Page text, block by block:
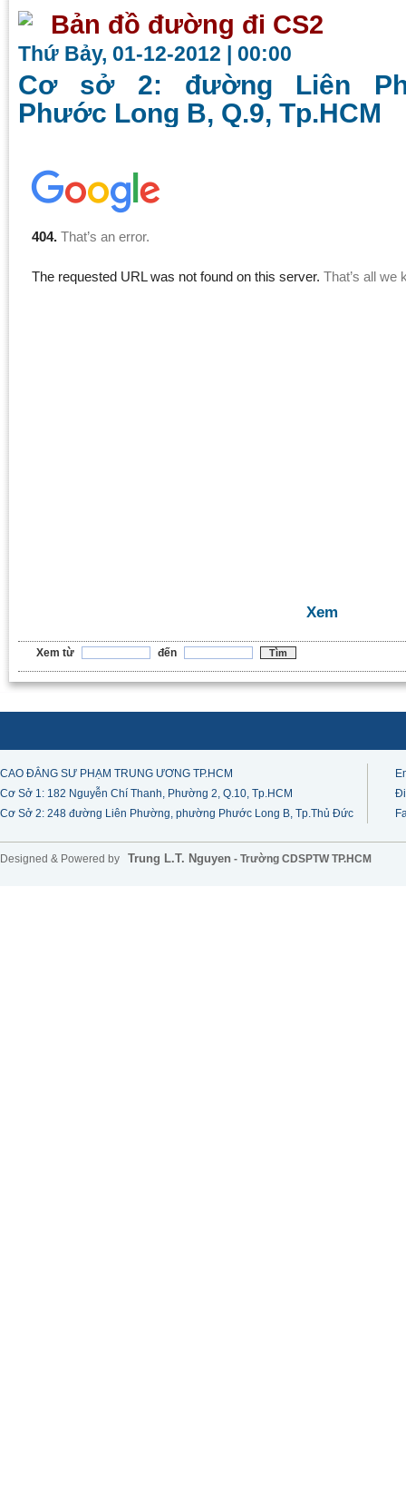
Bản đồ đường đi CS2
Thứ Bảy, 01-12-2012 | 00:00
Cơ sở 2: đường Liên
Phước Long B, Q.9, Tp.HCM
Xem
Xem từ đến
CAO ĐẲNG SƯ PHẠM TRUNG ƯƠNG TP.HCM
Cơ Sở 1: 182 Nguyễn Chí Thanh, Phường 2, Q.10, Tp.HCM
Cơ Sở 2: 248 đường Liên Phường, phường Phước Long B, Tp.Thủ Đức
Designed & Powered by Trung L.T. Nguyen - Trường CDSPTW TP.HCM